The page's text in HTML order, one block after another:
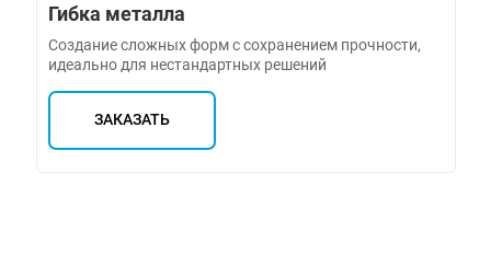
Гибка металла
Создание сложных форм с сохранением прочности,
идеально для нестандартных решений
ЗАКАЗАТЬ